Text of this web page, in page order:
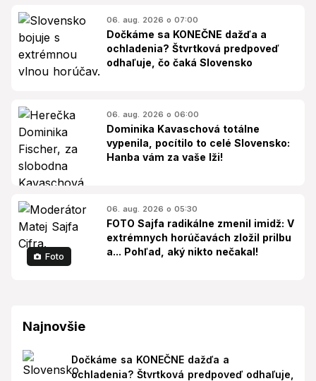
06. aug. 2026 o 07:00
Dočkáme sa KONEČNE dažďa a
ochladenia? Štvrtková predpoveď
odhaľuje, čo čaká Slovensko
06. aug. 2026 o 06:00
Dominika Kavaschová totálne
vypenila, pocítilo to celé Slovensko:
Hanba vám za vaše lži!
Foto
06. aug. 2026 o 05:30
FOTO Sajfa radikálne zmenil imidž: V
extrémnych horúčavách zložil prilbu
a... Pohľad, aký nikto nečakal!
Najnovšie
Dočkáme sa KONEČNE dažďa a
ochladenia? Štvrtková predpoveď odhaľuje,